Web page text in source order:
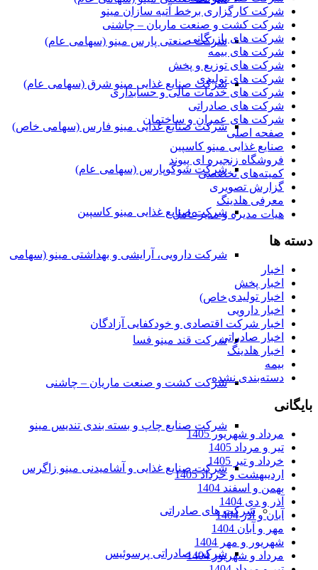
شرکت صنعتی پارس مینو (سهامی عام)
شرکت صنایع غذایی مینو شرق (سهامی عام)
شرکت صنایع غذایی مینو فارس (سهامی خاص)
شرکت شوکوپارس (سهامی عام)
شرکت صنایع غذایی مینو کاسپین
شرکت دارویی، آرایشی و بهداشتی مینو (سهامی
خاص)
شرکت قند مینو فسا
شرکت کشت و صنعت ماریان – چاشنی
شرکت صنایع چاپ و بسته بندی تندیس مینو
شرکت صنایع غذایی و آشامیدنی مینو زاگرس
شرکت های صادراتی
شرکت صادراتی پرسوئیس
شرکت کارگزاری برخط آتیه سازان مینو
شرکت کشت و صنعت ماریان – چاشنی
شرکت های بازرگانی
شرکت های بیمه
شرکت های توزیع و پخش
شرکت های تولیدی
شرکت های خدمات مالی و حسابداری
شرکت های صادراتی
شرکت های عمران و ساختمان
صفحه اصلی
صنایع غذایی مینو کاسپین
فروشگاه زنجیره ای پیوند
کمیته‌های تخصصی
گزارش تصویری
معرفی هلدینگ
هیات مدیره و مدیرعامل
دسته ها
اخبار
اخبار پخش
اخبار تولیدی
اخبار دارویی
اخبار شرکت اقتصادی و خودکفایی آزادگان
اخبار صادراتی
اخبار هلدینگ
بیمه
دسته‌بندی نشده
بایگانی
مرداد و شهریور 1405
تیر و مرداد 1405
خرداد و تیر 1405
اردیبهشت و خرداد 1405
بهمن و اسفند 1404
آذر و دی 1404
آبان و آذر 1404
مهر و آبان 1404
شهریور و مهر 1404
مرداد و شهریور 1404